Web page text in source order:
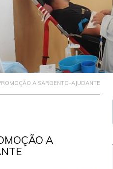
A SARGENTO-AJUDANTE
A